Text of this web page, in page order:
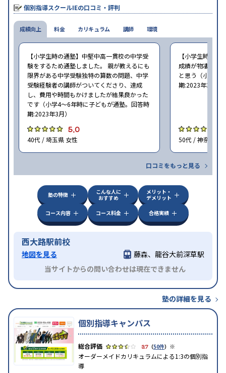
個別指導スクールIEの口コミ・評判
成績向上
【小学生時の通塾】中堅中高一貫校の中学受
験をするため通塾しました。 親が教えるにも
限界がある中学受験独特の算数の問題、中学
受験経験者の講師がついてくださり、達成
し、費用や時間もかけましたが結果良かった
です（小学4〜6年時に子どもが通塾。回答時
期:2023年3月）
5.0
40代 / 埼玉県 女性
【小学生時の通
成績が物凄く悪
と思う（小学6
期:2023年3月）
50代 / 神奈川県
口コミをもっと見る
料金 カリキュラム 講師 環境
塾の特徴
こんな人に
おすすめ
メリット・
デメリット
コース内容
コース料金 合格実績
西大路駅前校
地図を見る
藤森、龍谷大前深草駅
当サイトからの問い合わせは現在できません
塾の詳細を見る
個別指導キャンパス
3.7 （50件） ※
オーダーメイドカリキュラムによる1:3の個別指
導